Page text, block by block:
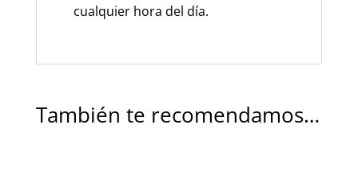
cualquier hora del día.
También te recomendamos…